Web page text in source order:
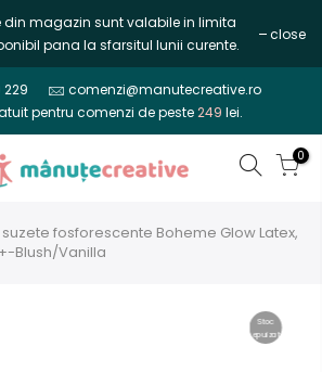
magazin sunt valabile in limita
pana la sfarsitul lunii curente.
close
229
comenzi@manutecreative.ro
pentru comenzi de peste249 lei.
0
suzete fosforescente Boheme Glow Latex,
Blush/Vanilla
Stoc
epuizat